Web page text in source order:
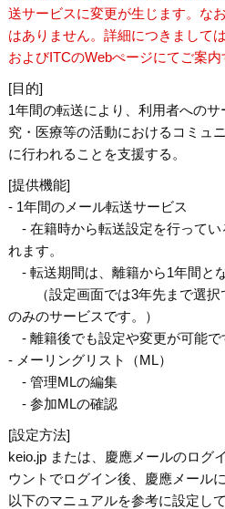
送サービスに変更が生じます。な
はありません。詳細につきまして
およびITCのWebぺージにてご案内
[目的]
1年間の転送により、利用者への
究・医療等の活動におけるコミュ
に行われることを支援する。
[提供機能]
- 1年間のメール転送サービス
- 在籍時から転送設定を行って
れます。
- 転送期間は、離籍から1年間と
（設定画面では3年先まで選択
のみのサービスです。）
- 離籍後でも設定や変更が可能で
- メーリングリスト（ML）
- 管理MLの編集
- 参加MLの確認
[設定方法]
keio.jp または、慶應メールのログ
ウントでログイン後、慶應メール
以下のマニュアルを参考に設定し